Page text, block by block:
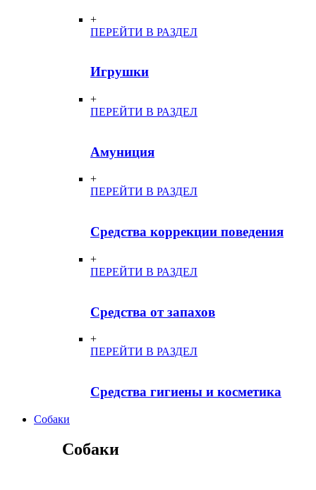
+
ПЕРЕЙТИ В РАЗДЕЛ
Игрушки
+
ПЕРЕЙТИ В РАЗДЕЛ
Амуниция
+
ПЕРЕЙТИ В РАЗДЕЛ
Средства коррекции поведения
+
ПЕРЕЙТИ В РАЗДЕЛ
Средства от запахов
+
ПЕРЕЙТИ В РАЗДЕЛ
Средства гигиены и косметика
Собаки
Собаки